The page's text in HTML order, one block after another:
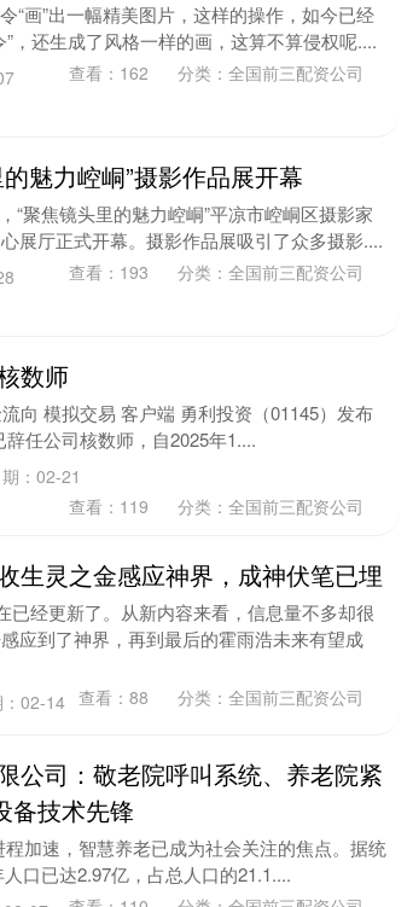
“画”出一幅精美图片，这样的操作，如今已经
，还生成了风格一样的画，这算不算侵权呢....
查看： 162 分类： 全国前三配资公司
魅力崆峒”摄影作品展开幕
“聚焦镜头里的魅力崆峒”平凉市崆峒区摄影家
展厅正式开幕。摄影作品展吸引了众多摄影....
查看： 193 分类： 全国前三配资公司
数师
向 模拟交易 客户端 勇利投资（01145）发布
任公司核数师，自2025年1....
：02-21
查看： 119 分类： 全国前三配资公司
生灵之金感应神界，成神伏笔已埋
经更新了。从新内容来看，信息量不多却很
应到了神界，再到最后的霍雨浩未来有望成
：02-14 查看： 88 分类： 全国前三配资公司
公司：敬老院呼叫系统、养老院紧
备技术先锋
速，智慧养老已成为社会关注的焦点。据统
口已达2.97亿，占总人口的21.1....